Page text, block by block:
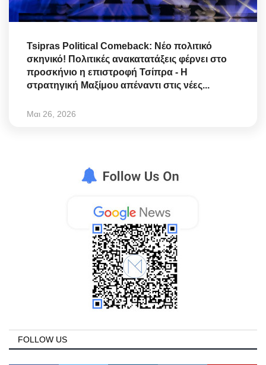
Tsipras Political Comeback: Νέο πολιτικό
σκηνικό! Πολιτικές ανακατατάξεις φέρνει στο
προσκήνιο η επιστροφή Τσίπρα - Η
στρατηγική Μαξίμου απέναντι στις νέες...
Μαι 26, 2026
FOLLOW US